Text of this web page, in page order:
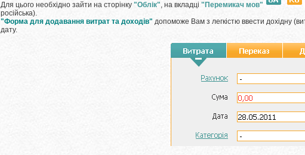
Для цього необхідно зайти на сторінку "Облік", на вкладці "Перемикач мов"
російська).
"Форма для додавання витрат та доходів" допоможе Вам з легкістю ввести дохідну
дату.